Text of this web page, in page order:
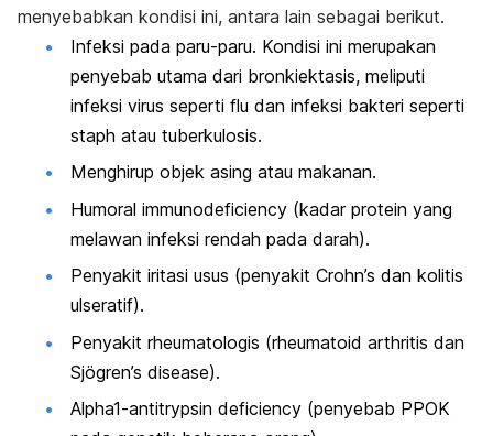
menyebabkan kondisi ini, antara lain sebagai berikut.
Infeksi pada paru-paru. Kondisi ini merupakan
penyebab utama dari bronkiektasis, meliputi
infeksi virus seperti flu dan infeksi bakteri seperti
staph atau tuberkulosis.
Menghirup objek asing atau makanan.
Humoral immunodeficiency (kadar protein yang
melawan infeksi rendah pada darah).
Penyakit iritasi usus (penyakit Crohn’s dan kolitis
ulseratif).
Penyakit rheumatologis (rheumatoid arthritis dan
Sjögren’s disease).
Alpha1-antitrypsin deficiency (penyebab PPOK